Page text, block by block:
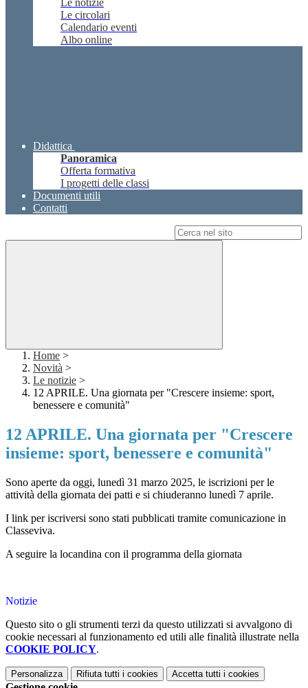
Le notizie
Le circolari
Calendario eventi
Albo online
Didattica
Panoramica
Offerta formativa
I progetti delle classi
Documenti utili
Contatti
Home >
Novità >
Le notizie >
12 APRILE. Una giornata per "Crescere insieme: sport,
benessere e comunità"
12 APRILE. Una giornata per "Crescere
insieme: sport, benessere e comunità"
Sono aperte da oggi, lunedì 31 marzo 2025, le iscrizioni per le
attività della giornata dei patti e si chiuderanno lunedì 7 aprile.
I link per iscriversi sono stati pubblicati tramite comunicazione in
Classeviva.
A seguire la locandina con il programma della giornata
Notizie
Questo sito o gli strumenti terzi da questo utilizzati si avvalgono di
cookie necessari al funzionamento ed utili alle finalità illustrate nella
COOKIE POLICY.
Personalizza Rifiuta tutti i cookies Accetta tutti i cookies